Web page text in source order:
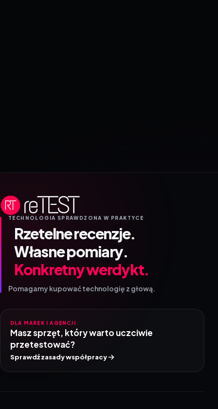
TECHNOLOGIA SPRAWDZONA W PRAKTYCE
Rzetelne recenzje.
Własne pomiary.
Konkretny werdykt.
Pomagamy kupować technologię z głową.
DLA MAREK I AGENCJI
Masz sprzęt, który warto uczciwie
przetestować?
Sprawdź zasady współpracy